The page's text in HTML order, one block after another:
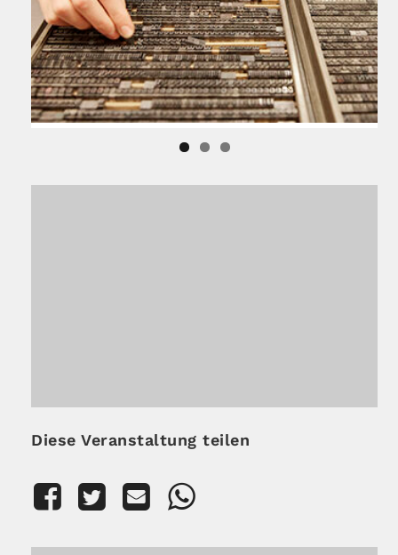
Diese Veranstaltung teilen